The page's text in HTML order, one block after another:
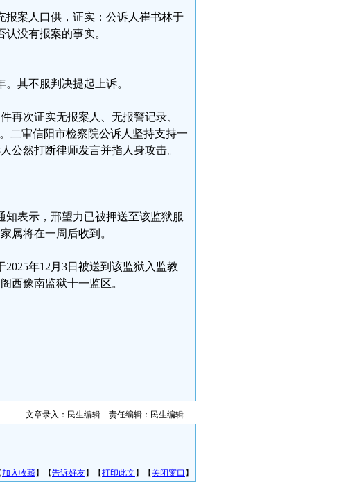
报案人口供，证实：公诉人崔书林于
没有报案的事实。
其不服判决提起上诉。
再次证实无报案人、无报警记录、
二审信阳市检察院公诉人坚持支持一
公然打断律师发言并指人身攻击。
知表示，邢望力已被押送至该监狱服
属将在一周后收到。
年12月3日被送到该监狱入监教
西豫南监狱十一监区。
文章录入：民生编辑 责任编辑：民生编辑
加入收藏】【告诉好友】【打印此文 】【 关闭窗口 】